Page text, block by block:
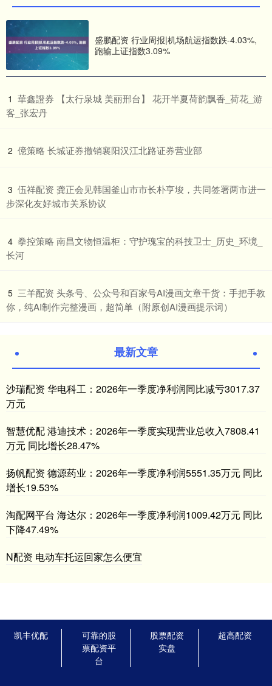
盛鹏配资 行业周报|机场航运指数跌-4.03%,
跑输上证指数3.09%
1 ​華鑫證券 【太行泉城 美丽邢台】 花开半夏荷韵飘香_荷花_游
客_张宏丹
2 ​億策略 长城证券撤销襄阳汉江北路证券营业部
3 ​伍祥配资 龚正会见韩国釜山市市长朴亨埈，共同签署两市进一
步深化友好城市关系协议
4 ​拳控策略 南昌文物恒温柜：守护瑰宝的科技卫士_历史_环境_
长河
5 ​三羊配资 头条号、公众号和百家号AI漫画文章干货：手把手教
你，纯AI制作完整漫画，超简单（附原创AI漫画提示词）
最新文章
沙瑞配资 华电科工：2026年一季度净利润同比减亏3017.37
万元
智慧优配 港迪技术：2026年一季度实现营业总收入7808.41
万元 同比增长28.47%
扬帆配资 德源药业：2026年一季度净利润5551.35万元 同比
增长19.53%
淘配网平台 海达尔：2026年一季度净利润1009.42万元 同比
下降47.49%
N配资 电动车托运回家怎么便宜
凯丰优配
可靠的股
票配资平
台
股票配资
实盘
超高配资